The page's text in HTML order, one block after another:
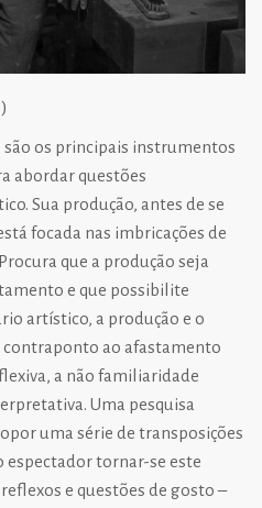
os principais instrumentos
abordar questões
Sua produção, antes de se
focada nas imbricações de
que a produção seja
e que possibilite
artístico, a produção e o
ao afastamento
a não familiaridade
Uma pesquisa
uma série de transposições
tornar-se este
e questões de gosto –